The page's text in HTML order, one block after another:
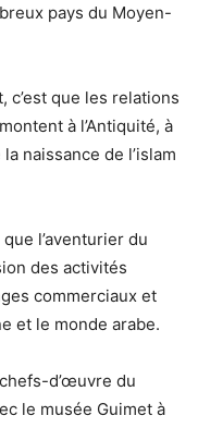
pays du Moyen-
c’est que les relations
à l’Antiquité, à
naissance de l’islam
l’aventurier du
des activités
commerciaux et
et le monde arabe.
d’œuvre du
le musée Guimet à